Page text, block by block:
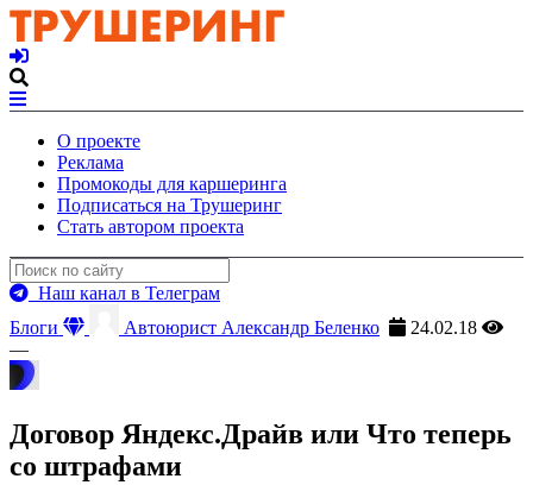
О проекте
Реклама
Промокоды для каршеринга
Подписаться на Трушеринг
Стать автором проекта
Наш канал в Телеграм
Блоги
Автоюрист Александр Беленко
24.02.18
—
Договор Яндекс.Драйв или Что теперь
со штрафами